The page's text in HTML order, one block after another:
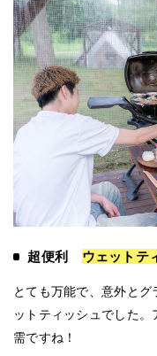
超便利 ウェットテ
とても万能で、意外と
ットティッシュでした
需ですね！